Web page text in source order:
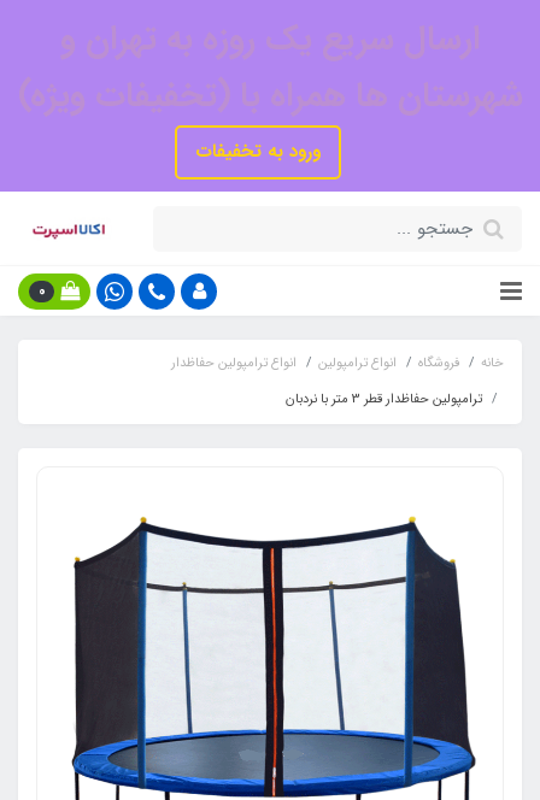
ارسال سریع یک روزه به تهران و
شهرستان ها همراه با (تخفیفات ویژه)
ورود به تخفیفات
0
خانه فروشگاه انواع ترامپولین
انواع ترامپولین حفاظدار
ترامپولین حفاظدار قطر 3 متر با نردبان